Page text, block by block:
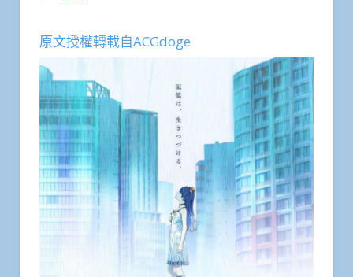
原文授權轉載自ACGdoge